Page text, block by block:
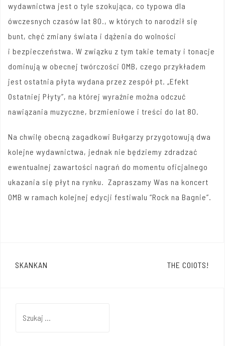
wydawnictwa jest o tyle szokująca, co typowa dla
ówczesnych czasów lat 80., w których to narodził się
bunt, chęć zmiany świata i dążenia do wolności
i bezpieczeństwa. W związku z tym takie tematy i tonacje
dominują w obecnej twórczości OMB, czego przykładem
jest ostatnia płyta wydana przez zespół pt. „Efekt
Ostatniej Płyty”, na której wyraźnie można odczuć
nawiązania muzyczne, brzmieniowe i treści do lat 80.
Na chwilę obecną zagadkowi Bułgarzy przygotowują dwa
kolejne wydawnictwa, jednak nie będziemy zdradzać
ewentualnej zawartości nagrań do momentu oficjalnego
ukazania się płyt na rynku. Zapraszamy Was na koncert
OMB w ramach kolejnej edycji festiwalu “Rock na Bagnie”.
Nawigacja
SKANKAN THE COIOTS!